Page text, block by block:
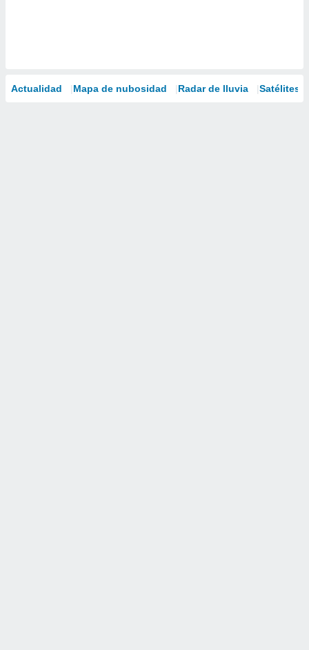
Actualidad Mapa de nubosidad Radar de lluvia Satélites